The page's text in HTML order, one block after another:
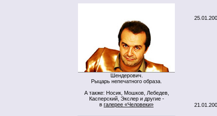
Шендерович.
Рыцарь непечатного образа.
А также: Носик, Мошков, Лебедев,
Касперский, Экслер и другие -
в галерее «Человеки»